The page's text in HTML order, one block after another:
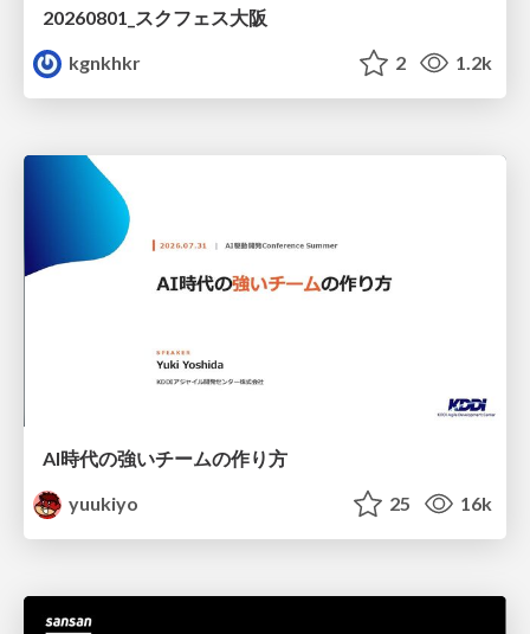
20260801_スクフェス大阪
kgnkhkr
2 1.2k
AI時代の強いチームの作り方
yuukiyo
25 16k